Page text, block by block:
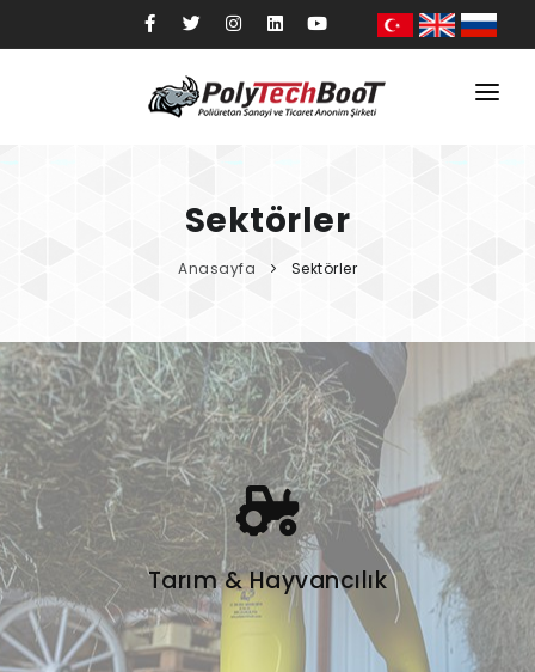
Kalite
Blog
İletişim
Mağaza
Sektörler
Anasayfa Sektörler
Tarım & Hayvancılık